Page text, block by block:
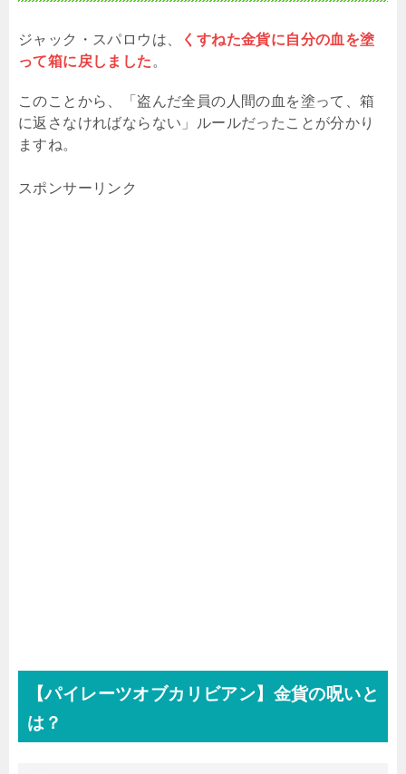
ジャック・スパロウは、
くすねた金貨に自分の血を塗
って箱に戻しました 。
このことから、「盗んだ全員の人間の血を塗って、箱
に返さなければならない」ルールだったことが分かり
ますね。
スポンサーリンク
【パイレーツオブカリビアン】金貨の呪いと
は？